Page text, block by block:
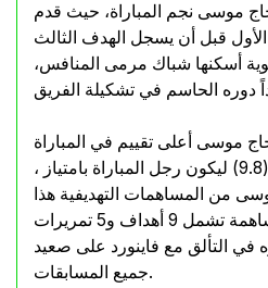
موسى نجم المباراة، حيث قدم
قبل أن يسجل الهدف الثالث
أسكنها شباك مرمى المنافس،
حاج موسى أعلى تقييم في المباراة
حسب موقع سوفاسكور (9.8) ليكون رجل المباراة بامتياز ،
من المساهمات التهديفية هذا
الموسم إلى 14 مساهمة تشمل 9 أهداف و5 تمريرات
التألق مع فاينورد على صعيد
جميع المسابقات.